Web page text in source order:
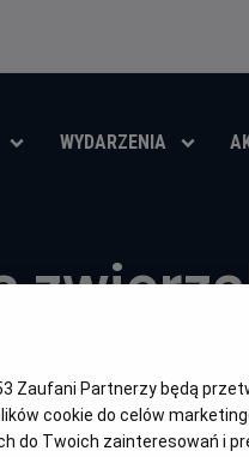
WYDARZENIA
rok
produkcji
Belgia,
Zaufani Partnerzy będą
cookie do celów
do Twoich zainteresowań i